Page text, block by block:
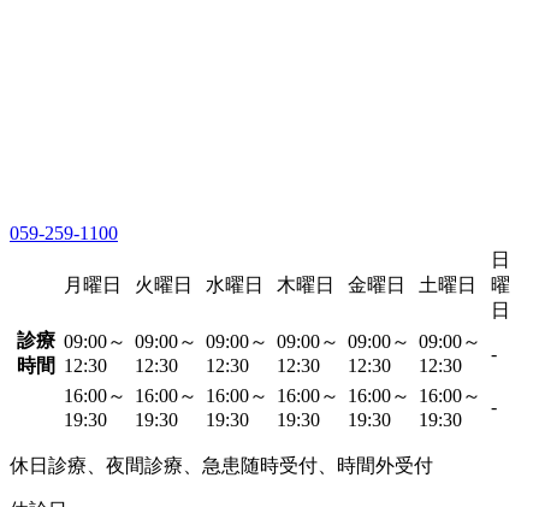
059-259-1100
月曜日 火曜日 水曜日 木曜日 金曜日 土曜日
日
曜
日
診療
時間
09:00～
12:30
09:00～
12:30
09:00～
12:30
09:00～
12:30
09:00～
12:30
09:00～
12:30
-
16:00～
19:30
16:00～
19:30
16:00～
19:30
16:00～
19:30
16:00～
19:30
16:00～
19:30
-
休日診療、夜間診療、急患随時受付、時間外受付